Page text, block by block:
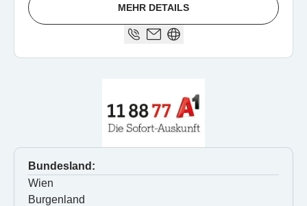
MEHR DETAILS
Bundesland:
Wien
Burgenland